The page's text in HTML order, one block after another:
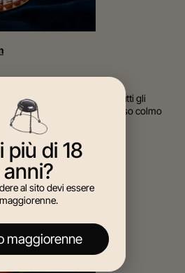
cocktail Negroni
. Mescolare tutti gli
e versare in un tumbler basso colmo
spicchio di lime.
più di 18
anni?
al sito devi essere
maggiorenne.
maggiorenne